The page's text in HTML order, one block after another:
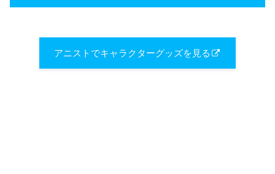
アニストでキャラクターグッズを見る